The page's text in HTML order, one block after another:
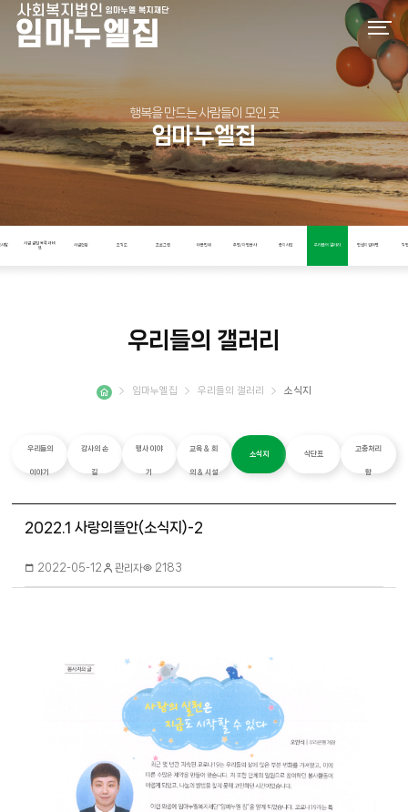
행복을 만드는 사람들이 모인 곳
임마누엘집
사말
시설 설립 목적과 비
전
시설현황 조직도 프로그램 이용안내 후원/자원봉사 공지사항 우리들의 갤러리 인권지킴이단 직
우리들의 갤러리
임마누엘집 우리들의 갤러리 소식지
우리들의
이야기
감사의 손
길
행사 이야
기
교육 & 회
의 & 시설
소식지 식단표
고충처리
함
2022.1 사랑의뜰안(소식지)-2
2022-05-12 관리자 2183